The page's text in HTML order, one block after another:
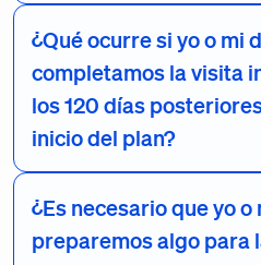
¿Qué ocurre si yo o mi
completamos la visita
los 120 días
inicio del plan?
¿Es necesario que yo
preparemos algo para